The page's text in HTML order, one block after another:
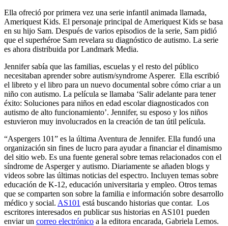
Ella ofreció por primera vez una serie infantil animada llamada,
Ameriquest Kids. El personaje principal de Ameriquest Kids se basa
en su hijo Sam. Después de varios episodios de la serie, Sam pidió
que el superhéroe Sam revelara su diagnóstico de autismo. La serie
es ahora distribuida por Landmark Media.
Jennifer sabía que las familias, escuelas y el resto del público
necesitaban aprender sobre autism/syndrome Asperer. Ella escribió
el libreto y el libro para un nuevo documental sobre cómo criar a un
niño con autismo. La película se llamaba ‘Salir adelante para tener
éxito: Soluciones para niños en edad escolar diagnosticados con
autismo de alto funcionamiento’. Jennifer, su esposo y los niños
estuvieron muy involucrados en la creación de tan útil película.
“Aspergers 101” es la última Aventura de Jennifer. Ella fundó una
organización sin fines de lucro para ayudar a financiar el dinamismo
del sitio web. Es una fuente general sobre temas relacionados con el
síndrome de Asperger y autismo. Diariamente se añaden blogs y
videos sobre las últimas noticias del espectro. Incluyen temas sobre
educación de K-12, educación universitaria y empleo. Otros temas
que se comparten son sobre la familia e información sobre desarrollo
médico y social. AS101 está buscando historias que contar. Los
escritores interesados en publicar sus historias en AS101 pueden
enviar un correo electrónico a la editora encarada, Gabriela Lemos.